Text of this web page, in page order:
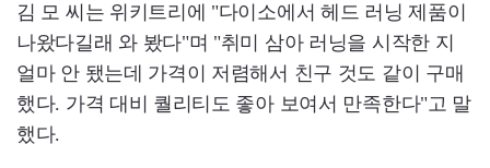
김 모 씨는 위키트리에 "다이소에서 헤드 러닝 제품이
나왔다길래 와 봤다"며 "취미 삼아 러닝을 시작한 지
얼마 안 됐는데 가격이 저렴해서 친구 것도 같이 구매
했다. 가격 대비 퀄리티도 좋아 보여서 만족한다"고 말
했다.